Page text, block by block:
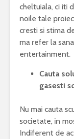
cheltuiala, ci iti
noile tale
cresti si stima
ma refer la
entertainment.
Cauta
gasesti
Nu mai cauta
societate, in
Indiferent de